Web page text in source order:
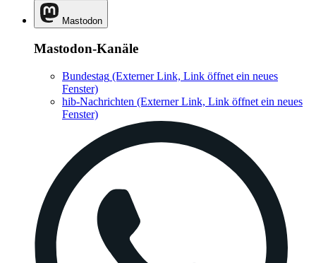
Mastodon
Mastodon-Kanäle
Bundestag (Externer Link, Link öffnet ein neues
Fenster)
hib-Nachrichten (Externer Link, Link öffnet ein neues
Fenster)